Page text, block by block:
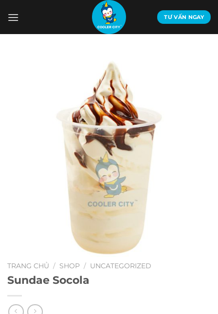
qua
TƯ VẤN NGAY
TRANG CHỦ / SHOP / UNCATEGORIZED
Sundae Socola